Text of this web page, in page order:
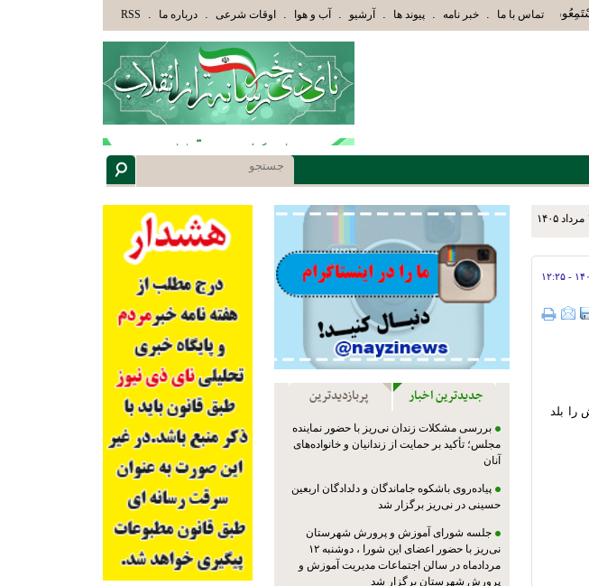
الْقَوْلَ فَيَتَّبِعُونَ أَحْسَنَهُ أُوْلَئِكَ الَّذِينَ هَدَاهُمُ اللَّهُ وَأُوْلَئِكَ هُمْ أُوْلُوا الْأَلْبَابِ» عاقلان هدایت یافته،حرفها را میشنوند و سپس
تماس با ما . خبر نامه . پیوند ها . آرشیو . آب و هوا . اوقات شرعی . درباره ما .
RSS
را بلد
جدیدترین اخبار پربازدیدترین
بررسی مشکلات زندان نی‌ریز با حضور نماینده
مجلس؛ تأکید بر حمایت از زندانیان و خانواده‌های
آنان
پیاده‌روی باشکوه جاماندگان و دلدادگان اربعین
حسینی در نی‌ریز برگزار شد
جلسه شورای آموزش و پرورش شهرستان
نی‌ریز با حضور اعضای این شورا ، دوشنبه ۱۲
مردادماه در سالن اجتماعات مدیریت آموزش و
پرورش شهرستان برگزار شد